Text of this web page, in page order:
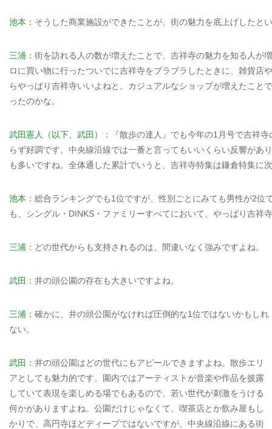
池本： そうした商業施設ができたことが、街の魅力を底上げしたと
三浦： 街を訪れる人の数が増えたことで、吉祥寺の魅力を知る人が
ロに買い物に行ったついでに吉祥寺をブラブラしたときに、雑貨店
らやっぱり吉祥寺いいよねと。カジュアルなショップが増えたこと
ったのかな。
武田憲人（以下、武田）：
『散歩の達人』でも今年の1月号で吉祥
らず好調です。中央線沿線では一番と言ってもいいくらい反響があ
も多いですね。全体通した累計でいうと、吉祥寺特集は鎌倉特集に
池本： 総合ランキングでも1位ですが、性別ごとにみても男性が2位
も、シングル・DINKS・ファミリーすべてにおいて、やっぱり吉祥
三浦： どの世代からも支持されるのは、間違いなく強みですよね。
武田： 井の頭公園の存在も大きいですよね。
三浦： 確かに、井の頭公園がなければ圧倒的な1位ではないかもしれ
ない。
武田： 井の頭公園はどの世代にもアピールできますよね。散歩エリ
アとしても魅力的です。園内ではアーティストが音楽や作品を披露
していて表現を楽しめる場でもあるので、若い世代が刺激をうける
何かがありますよね。公園だけじゃなくて、喫茶店とか飲み屋もし
かりで、高円寺ほどディープではないですが、中央線沿線にある街